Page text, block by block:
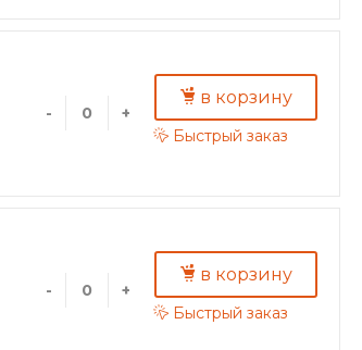
- +
в корзину
Быстрый заказ
- +
в корзину
Быстрый заказ